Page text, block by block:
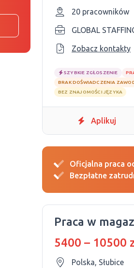
20 pracowników
GLOBAL
Zobacz kontakty
SZYBKIE ZGŁOSZENIE
BRAK DOŚWIADCZENIA
BEZ ZNAJOMOŚCI JĘZYKA
Aplikuj
Oficjalna praca
Bezpłatne
Praca w
5400 – 10500
Polska, Słubice